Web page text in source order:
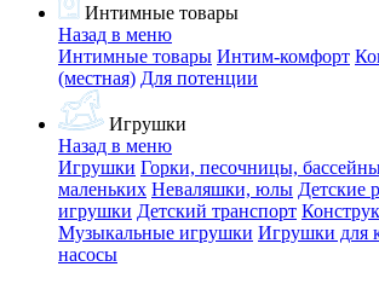
Интимные товары
Назад в меню
Интимные товары Интим-комфорт
(местная) Для потенции
Игрушки
Назад в меню
Игрушки Горки, песочницы,
маленьких Неваляшки, юлы Детские
игрушки Детский транспорт
Музыкальные игрушки Игрушки для
насосы